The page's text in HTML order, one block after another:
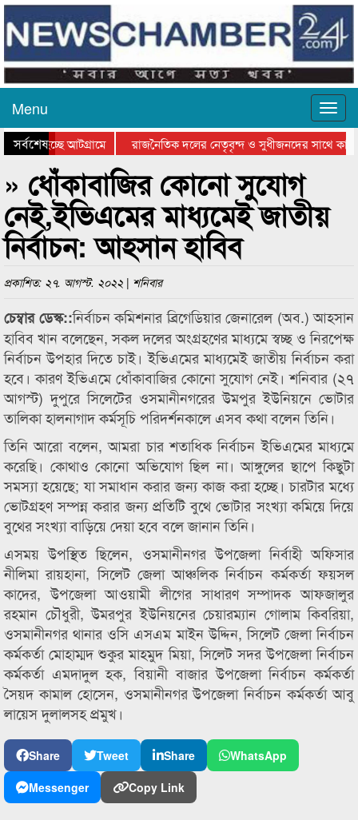
Menu
সর্বশেষ
হচ্ছে আটগ্রামে
রাজনৈতিক দলের নেতৃবৃন্দ ও সুধীজনদের সাথে
পুরস্কার বিতরণ সম্পন্ন
» ধোঁকাবাজির কোনো সুযোগ
নেই,ইভিএমের মাধ্যমেই জাতীয়
নির্বাচন: আহসান হাবিব
প্রকাশিত: ২৭. আগস্ট. ২০২২ | শনিবার
চেম্বার ডেস্ক::নির্বাচন কমিশনার ব্রিগেডিয়ার জেনারেল (অব.) আহসান
হাবিব খান বলেছেন, সকল দলের অংগ্রহণের মাধ্যমে স্বচ্ছ ও নিরপেক্ষ
নির্বাচন উপহার দিতে চাই। ইভিএমের মাধ্যমেই জাতীয় নির্বাচন করা
হবে। কারণ ইভিএমে ধোঁকাবাজির কোনো সুযোগ নেই। শনিবার (২৭
আগস্ট) দুপুরে সিলেটের ওসমানীনগরের উমপুর ইউনিয়নে ভোটার
তালিকা হালনাগাদ কর্মসূচি পরিদর্শনকালে এসব কথা বলেন তিনি।
তিনি আরো বলেন, আমরা চার শতাধিক নির্বাচন ইভিএমের মাধ্যমে
করেছি। কোথাও কোনো অভিযোগ ছিল না। আঙ্গুলের ছাপে কিছুটা
সমস্যা হয়েছে; যা সমাধান করার জন্য কাজ করা হচ্ছে। চারটার মধ্যে
ভোটগ্রহণ সম্পন্ন করার জন্য প্রতিটি বুথে ভোটার সংখ্যা কমিয়ে দিয়ে
বুথের সংখ্যা বাড়িয়ে দেয়া হবে বলে জানান তিনি।
এসময় উপস্থিত ছিলেন, ওসমানীনগর উপজেলা নির্বাহী অফিসার
নীলিমা রায়হানা, সিলেট জেলা আঞ্চলিক নির্বাচন কর্মকর্তা ফয়সল
কাদের, উপজেলা আওয়ামী লীগের সাধারণ সম্পাদক আফজালুর
রহমান চৌধুরী, উমরপুর ইউনিয়নের চেয়ারম্যান গোলাম কিবরিয়া,
ওসমানীনগর থানার ওসি এসএম মাইন উদ্দিন, সিলেট জেলা নির্বাচন
কর্মকর্তা মোহাম্মদ শুকুর মাহমুদ মিয়া, সিলেট সদর উপজেলা নির্বাচন
কর্মকর্তা এমদাদুল হক, বিয়ানী বাজার উপজেলা নির্বাচন কর্মকর্তা
সৈয়দ কামাল হোসেন, ওসমানীনগর উপজেলা নির্বাচন কর্মকর্তা আবু
লায়েস দুলালসহ প্রমুখ।
Share Tweet Share
WhatsApp
Messenger
Copy Link